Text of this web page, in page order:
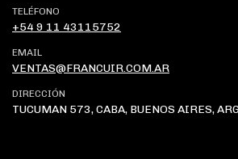
TELÉFONO
+54 9 11 43115752
EMAIL
VENTAS@FRANCUIR.COM.AR
DIRECCIÓN
TUCUMAN 573, CABA, BUENOS AIRES,